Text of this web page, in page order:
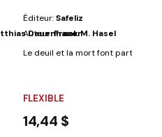
Dauenhauer
Dauenhauer sont des
Éditeur:Safeliz
Auteur:Frank M. Hasel
Le deuil et la mort font partie
FLEXIBLE
14,44 $